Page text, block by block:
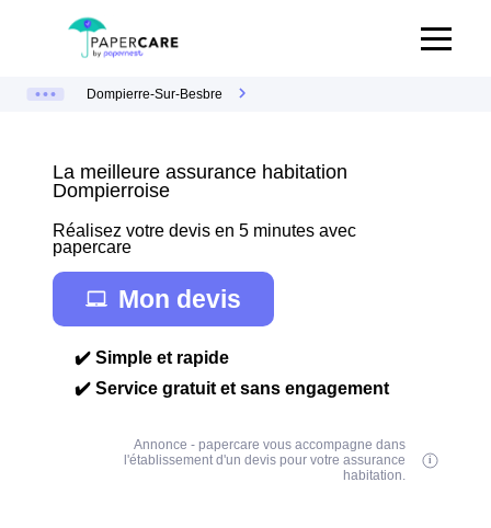
Dompierre-Sur-Besbre
La meilleure assurance habitation
Dompierroise
Réalisez votre devis en 5 minutes avec
papercare
Mon devis
✔️ Simple et rapide
✔️ Service gratuit et sans engagement
Annonce - papercare vous accompagne dans
l'établissement d'un devis pour votre assurance
habitation.